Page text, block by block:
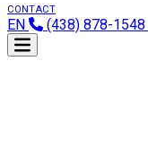
CONTACT
EN (438) 878-1548